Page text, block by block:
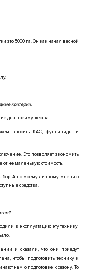
это 5000 га. Он как начал весной
критерии.
два преимущества.
вносить КАС, фунгициды и
Это позволяет экономить
не маленькую стоимость.
А по моему личному мнению
средства.
в эксплуатацию эту технику,
и сказали, что они приедут
чтобы подготовить технику к
нам о подготовке к сезону. То